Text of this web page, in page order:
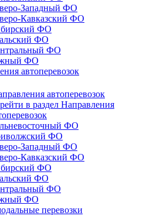
Западный ФО
Кавказский ФО
ФО
ФО
ФО
ФО
автоперевозок
автоперевозок
в раздел Направления
ФО
ФО
Западный ФО
Кавказский ФО
ФО
ФО
ФО
ФО
перевозки